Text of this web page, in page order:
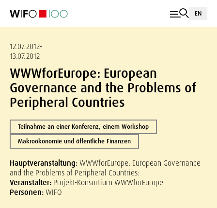
EN
12.07.2012-
13.07.2012
WWWforEurope: European
Governance and the Problems of
Peripheral Countries
Teilnahme an einer Konferenz, einem Workshop
Makroökonomie und öffentliche Finanzen
Hauptveranstaltung:WWWforEurope: European Governance
and the Problems of Peripheral Countries:
Veranstalter: Projekt-Konsortium WWWforEurope
Personen:WIFO